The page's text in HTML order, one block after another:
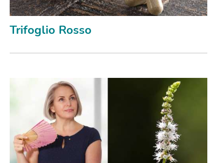
Trifoglio Rosso